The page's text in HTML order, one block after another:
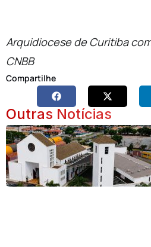
Arquidiocese de Curitiba
CNBB
Compartilhe
Outras Notícias